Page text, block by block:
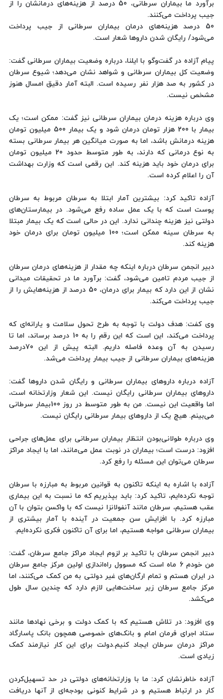
برآورد ما بیماران سرطانی، 50 درصد از هزینه‌های درمانشان را از
جیب پرداخت می‌کنند.
50 درصد هزینه‌های درمان بیماران سرطانی از جیب پرداخت
می‌شود/ رایگان شدن داروها شعار است.
پیام آزاده در گفت‌وگو با ایلنا، درباره وضعیت بیماران سرطانی گفت:
وضعیت کل بیماران سرطانی و شواهد نشان می‌دهد؛ شیوع سرطان
در کشور به صد هزار نفر رسیده‌ است. البته آمار دقیق امسال هنوز
مشخص نیست.
وی درباره هزینه درمان بیماران سرطانی نیز گفت: ممکن است؛ یک
بیمار با 200 هزار تومان درمان شود و یک بیمار 500 میلیون تومان
هزینه‌ درمانش باشد، اما به صورت میانگین هر بیمار سرطانی بسته
به نوع درمانی که دارند، به طور متوسط حدود 20 میلیون تومان
برای درمان خود باید هزینه کند. این رقمی‌ است که وزارت بهداشت
آن را اعلام کرده است.
آزاده تاکید کرد: بیشترین آمار ابتلا به سرطان مربوط به سرطان
پوست است که با یک عمل ساده رفع می‌شود. در بیمارستان‌های
دولتی نیز هزینه چندانی ندارد. این در حالی است که یک بیمار مبتلا
به سرطان سینه ممکن است؛ 100 میلیون تومان برای درمان خود
هزینه کند.
دبیر انجمن سرطان درباره اینکه چه مقدار از هزینه‌های درمان سرطان
از جیب مردم تامین می‌شود، گفت: برآورد ما در تحقیقات میدانی
نشان از این دارد که بیمار برای درمان، 50 درصد از هزینه‌هایش را از
جیب پرداخت می‌کند.
وی کفت: هدف دولت با توجه به طرح تحول سلامت و یارانه‌ای که
پرداخت می‌کند، این است که این رقم را به 10 درصد برساند، اما تا
رسیدن به آن وعده فاصله داریم. البته پیش از این 70درصد
هزینه‌های بیماران سرطانی از جیب بیمار پرداخت می‌شد.
آزاده درباره دارو‌های بیماران سرطانی و رایگان شدن دارو‌ها گفت:
دارو‌های بیماران سرطانی رایگان نیست. این شعار وزارتخانه است،
اما واقعیت این نیست. من به طور متوسط در روز 100بیمار سرطانی
می‌بینم. هیچ یک از داروهای بیمار سرطانی رایگان نیست.
وی درباره طولانی‌بودن انتظار بیماران سرطانی برای عمل‌های جراحی
افزود: درست است؛ بیماران در نوبت عمل می‌مانند، اما با ایجاد مراکز
سرطان می‌توان این مسئله را رفع کرد.
آزاده با اشاره به اینکه تاکنون به قوانین مربوط به مبارزه با سرطان
توجه نکرده‌ایم، تاکید کرد: باید بپذیریم که ما نسبت به این بیماری
عقب هستیم، سرطان مانند آنفولانزا نیست که با واکسن بتوان با آن
مبارزه کرد. با افزایش سن جمعیت در آینده با آمار بیشتری از
بیماران سرطانی مواجه هستیم، اما برای آن تاکنون فکری نکرده‌ایم.
دبیر انجمن سرطان با تاکید بر لزوم ایجاد مراکز جامع سرطان، گفت:
من خودم 6 ماه است که مسوول راه‌اندازی اولین مرکز جامع سرطان
در ایران هستم و تمام ارگان‌های غیر دولتی به من کمک می‌کنند، اما
مرکز جامع سرطان زیر ساخت‌هایی لازم دارد که چندین سال طول
می‌کشد.
وی افزود: در تلاش هستیم که با کمک دولت و برخی نهاد‌ها مانند
ستاد اجرای فرمان امام و بانک‌های خصوصی همچون بانک پاسارگاد
مراکز درمان سرطان ایجاد کنیم.دولت برای این کار نیازمند کمک
زیادی است.
آزاده خاطرنشان کرد: ما با وزارتخانه‌های دولتی در حد تسهیل‌کردن
کار در ارتباط هستیم و در شرایط کنونی بودجه‌ای از آنها دریافت